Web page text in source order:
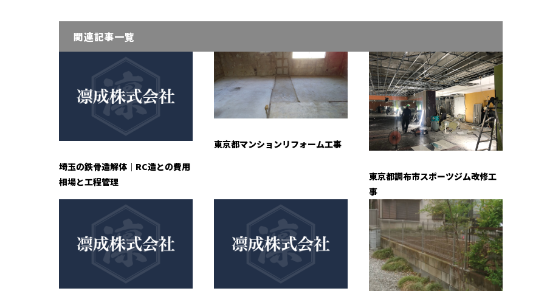
関連記事一覧
埼玉の鉄骨造解体｜RC造との費用
相場と工程管理
東京都マンションリフォーム工事
東京都調布市スポーツジム改修工
事